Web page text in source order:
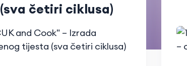
(sva četiri ciklusa)